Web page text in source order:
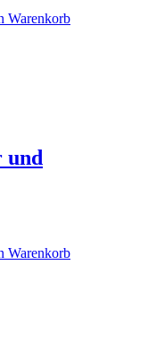
Warenkorb
und
Warenkorb